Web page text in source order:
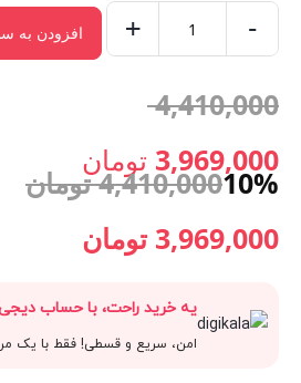
فعلی:
3,969,000 تومان.
شارژی
12
گرین
Green
12
-
+ افزودن به
4,410,000
اصلی: 3,969,000 تومان
3,969,000 تومان.
10%
4,410,000 تومان
قیمت
4,410,000 تومان
3,969,000 تومان
فعلی:
3,969,000
یه خرید راحت، با حساب
امن، سریع و قسطی! فقط با یک